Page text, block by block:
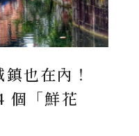
也在內！
個「鮮花